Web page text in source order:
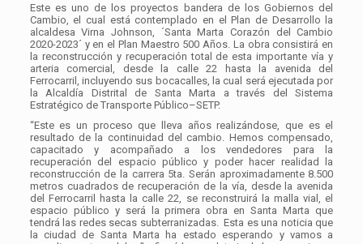
Este es uno de los proyectos bandera de los Gobiernos del
Cambio, el cual está contemplado en el Plan de Desarrollo la
alcaldesa Virna Johnson, ´Santa Marta Corazón del Cambio
2020-2023´ y en el Plan Maestro 500 Años. La obra consistirá en
la reconstrucción y recuperación total de esta importante vía y
arteria comercial, desde la calle 22 hasta la avenida del
Ferrocarril, incluyendo sus bocacalles, la cual será ejecutada por
la Alcaldía Distrital de Santa Marta a través del Sistema
Estratégico de Transporte Público–SETP.
“Este es un proceso que lleva años realizándose, que es el
resultado de la continuidad del cambio. Hemos compensado,
capacitado y acompañado a los vendedores para la
recuperación del espacio público y poder hacer realidad la
reconstrucción de la carrera 5ta. Serán aproximadamente 8.500
metros cuadrados de recuperación de la vía, desde la avenida
del Ferrocarril hasta la calle 22, se reconstruirá la malla vial, el
espacio público y será la primera obra en Santa Marta que
tendrá las redes secas subterranizadas. Esta es una noticia que
la ciudad de Santa Marta ha estado esperando y vamos a